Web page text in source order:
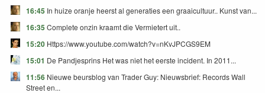
16:45 In huize oranje heerst al generaties een graaicultuur.. Kunst van...
16:35 Complete onzin kraamt die Vermietert uit..
15:20 Https://www.youtube.com/watch?v=nKvJPCGS9EM
15:01 De Pandjesprins Het was niet het eerste incident. In 2011...
11:56 Nieuwe beursblog van Trader Guy: Nieuwsbrief: Records Wall
Street en...